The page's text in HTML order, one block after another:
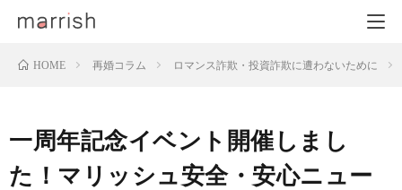
HOME 再婚コラム ロマンス詐欺・投資詐欺に遭わないために
一周年記念イベント開催しまし
た！マリッシュ安全・安心ニュー